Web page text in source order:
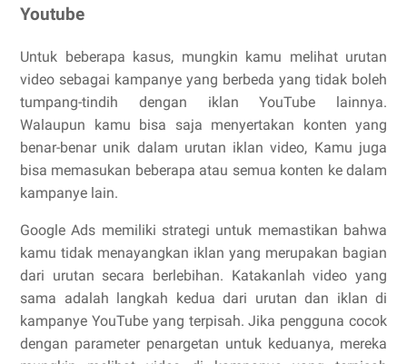
Youtube
Untuk beberapa kasus, mungkin kamu melihat urutan
video sebagai kampanye yang berbeda yang tidak boleh
tumpang-tindih dengan iklan YouTube lainnya.
Walaupun kamu bisa saja menyertakan konten yang
benar-benar unik dalam urutan iklan video, Kamu juga
bisa memasukan beberapa atau semua konten ke dalam
kampanye lain.
Google Ads memiliki strategi untuk memastikan bahwa
kamu tidak menayangkan iklan yang merupakan bagian
dari urutan secara berlebihan. Katakanlah video yang
sama adalah langkah kedua dari urutan dan iklan di
kampanye YouTube yang terpisah. Jika pengguna cocok
dengan parameter penargetan untuk keduanya, mereka